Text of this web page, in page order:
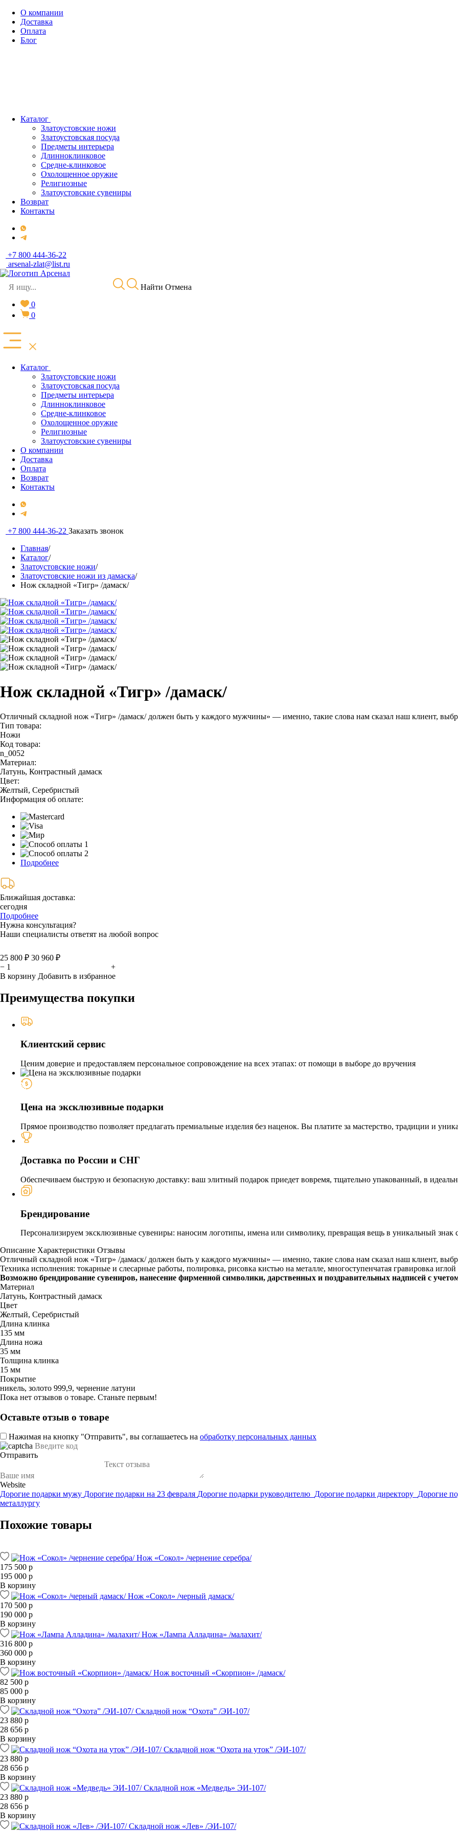
О компании
Доставка
Оплата
Блог
Каталог
Златоустовские ножи
Златоустовская посуда
Предметы интерьера
Длинноклинковое
Средне-клинковое
Охолощенное оружие
Религиозные
Златоустовские сувениры
Возврат
Контакты
+7 800 444-36-22
arsenal-zlat@list.ru
Найти Отмена
0
0
Каталог
Златоустовские ножи
Златоустовская посуда
Предметы интерьера
Длинноклинковое
Средне-клинковое
Охолощенное оружие
Религиозные
Златоустовские сувениры
О компании
Доставка
Оплата
Возврат
Контакты
+7 800 444-36-22 Заказать звонок
Главная/
Каталог/
Златоустовские ножи/
Златоустовские ножи из дамаска/
Нож складной «Тигр» /дамаск/
Нож складной «Тигр» /дамаск/
Отличный складной нож «Тигр» /дамаск/ должен быть у каждого мужчины» — именно, такие слова нам сказал наш клиент,
Тип товара:
Ножи
Код товара:
n_0052
Материал:
Латунь, Контрастный дамаск
Цвет:
Желтый, Серебристый
Информация об оплате:
Подробнее
Ближайшая доставка:
сегодня
Подробнее
Нужна консультация?
Наши специалисты ответят на любой вопрос
25 800 ₽ 30 960 ₽
−
+
В корзину Добавить в избранное
Преимущества покупки
Клиентский сервис
Ценим доверие и предоставляем персональное сопровождение на всех этапах: от помощи в выборе до вручения
Цена на эксклюзивные подарки
Прямое производство позволяет предлагать премиальные изделия без наценок. Вы платите за мастерство, традиции и
Доставка по России и СНГ
Обеспечиваем быструю и безопасную доставку: ваш элитный подарок приедет вовремя, тщательно упакованный, в
Брендирование
Персонализируем эксклюзивные сувениры: наносим логотипы, имена или символику, превращая вещь в уникальный знак
Описание Характеристики Отзывы
Отличный складной нож «Тигр» /дамаск/ должен быть у каждого мужчины» — именно, такие слова нам сказал наш клиент,
Техника исполнения: токарные и слесарные работы, полировка, рисовка кистью на металле, многоступенчатая гравировка
Возможно брендирование сувениров, нанесение фирменной символики, дарственных и поздравительных надписей с
Материал
Латунь, Контрастный дамаск
Цвет
Желтый, Серебристый
Длина клинка
135 мм
Длина ножа
35 мм
Толщина клинка
15 мм
Покрытие
никель, золото 999,9, чернение латуни
Пока нет отзывов о товаре. Станьте первым!
Оставьте отзыв о товаре
Нажимая на кнопку "Отправить", вы соглашаетесь на обработку персональных данных
Отправить
Website
Дорогие подарки мужу Дорогие подарки на 23 февраля Дорогие подарки руководителю Дорогие подарки директору Дорогие
металлургу
Похожие товары
Нож «Сокол» /чернение серебра/
175 500 р
195 000 р
В корзину
Нож «Сокол» /черный дамаск/
170 500 р
190 000 р
В корзину
Нож «Лампа Алладина» /малахит/
316 800 р
360 000 р
В корзину
Нож восточный «Скорпион» /дамаск/
82 500 р
85 000 р
В корзину
Складной нож “Охота” /ЭИ-107/
23 880 р
28 656 р
В корзину
Складной нож “Охота на уток” /ЭИ-107/
23 880 р
28 656 р
В корзину
Складной нож «Медведь» ЭИ-107/
23 880 р
28 656 р
В корзину
Складной нож «Лев» /ЭИ-107/